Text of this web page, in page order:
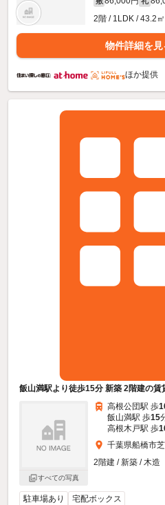
2階 / 1LDK / 43.2㎡
物件詳細を見
ほか提供
飯山満駅より徒歩15分 新築 2階建の賃
すべての写真
高根公団駅 歩
飯山満駅 歩15
高根木戸駅 歩
千葉県船橋市
2階建 / 新築 / 木造
駐車場あり 宅配ボックス